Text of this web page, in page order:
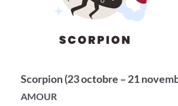
Scorpion (23 octobre – 21
AMOUR